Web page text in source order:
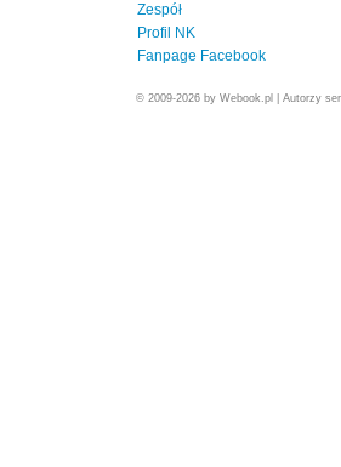
Zespół
Profil NK
Fanpage Facebook
© 2009-2026 by Webook.pl | Autorzy